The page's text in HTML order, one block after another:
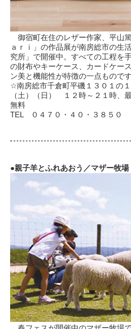
御宿町在住のレザー作家、平山
ａｒｉ」の作品展が南房総市の生
究所」で開催中。すべての工程を
の財布やキーケース、カードケー
ン美と機能性が特徴の一点ものです
☆南房総市千倉町平磯１３０１の
（土）（日） １２時～２１時、
無料
TEL ０４７０・４０・３８５０
●親子羊とふれあおう／マザー牧場